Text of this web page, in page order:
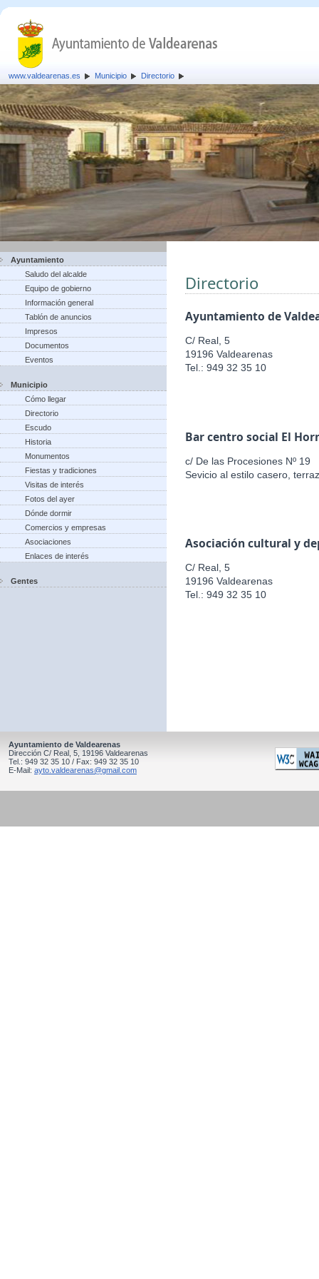
www.valdearenas.es Municipio Directorio
Ayuntamiento
Saludo del alcalde
Equipo de gobierno
Información general
Tablón de anuncios
Impresos
Documentos
Eventos
Municipio
Cómo llegar
Directorio
Escudo
Historia
Monumentos
Fiestas y tradiciones
Visitas de interés
Fotos del ayer
Dónde dormir
Comercios y empresas
Asociaciones
Enlaces de interés
Gentes
Directorio
Ayuntamiento de
C/ Real, 5
19196 Valdearenas
Tel.: 949 32 35 10
Bar centro social El
c/ De las Procesiones Nº 19
Sevicio al estilo casero,
Asociación cultural y
C/ Real, 5
19196 Valdearenas
Tel.: 949 32 35 10
Ayuntamiento de Valdearenas
Dirección C/ Real, 5, 19196 Valdearenas
Tel.: 949 32 35 10 / Fax: 949 32 35 10
E-Mail: ayto.valdearenas@gmail.com